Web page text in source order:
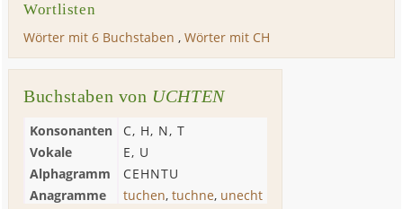
Wortlisten
Wörter mit 6 Buchstaben ,Wörter mit CH
Buchstaben von UCHTEN
Konsonanten C, H, N,T
Vokale
E, U
Alphagramm
CEHNTU
Anagramme
tuchen,tuchne, unecht